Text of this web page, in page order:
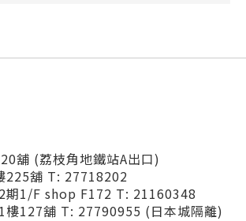
舖 (荔枝角地鐵站A出口)
225舖 T: 27718202
期1/F shop F172 T: 21160348
樓127舖 T: 27790955 (日本城隔離)